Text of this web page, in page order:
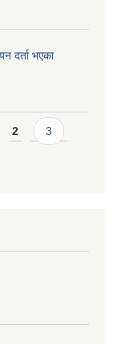
दर्ता भएका
2 3